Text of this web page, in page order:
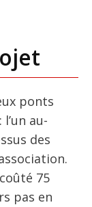
ponts
au-
des
75
pas en